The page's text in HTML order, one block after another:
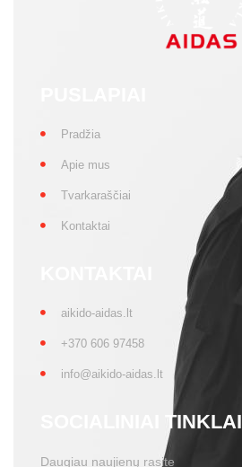
Pradžia
Apie mus
Tvarkaraščiai
Kontaktai
aikido-aidas.lt
+370 606 97458
info@aikido-aidas.lt
SOCIALINIAI TINKLAI
Daugiau naujienų rasite